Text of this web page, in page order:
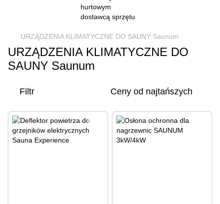
URZĄDZENIA KLIMATYCZNE DO SAUNY Saunum
URZĄDZENIA KLIMATYCZNE DO
SAUNY Saunum
Filtr Ceny od najtańszych